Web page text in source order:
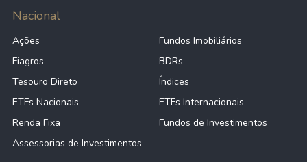
Nacional
Ações
Fundos Imobiliários
Fiagros
BDRs
Tesouro Direto
Índices
ETFs Nacionais
ETFs Internacionais
Renda Fixa
Fundos de Investimentos
Assessorias de Investimentos